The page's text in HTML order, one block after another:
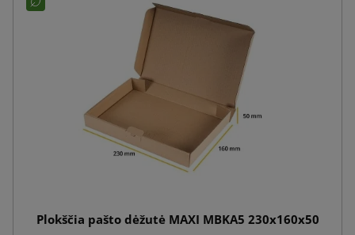
Plokščia pašto dėžutė MAXI MBKA5 230x160x50